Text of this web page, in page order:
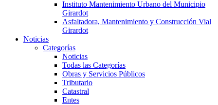
Instituto Mantenimiento Urbano del Municipio
Girardot
Asfaltadora, Mantenimiento y Construcción Vial
Girardot
Noticias
Categorías
Noticias
Todas las Categorías
Obras y Servicios Públicos
Tributario
Catastral
Entes